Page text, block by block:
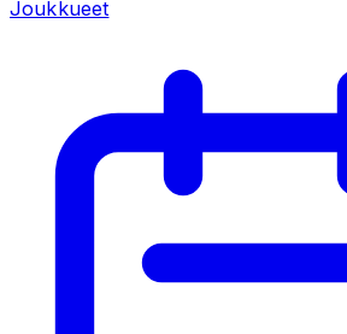
Joukkueet